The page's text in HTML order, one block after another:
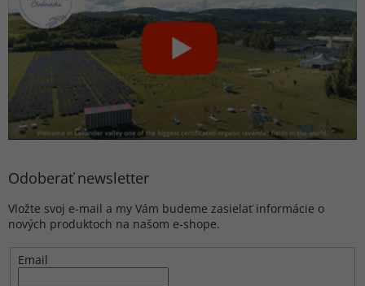
Odoberať newsletter
Vložte svoj e-mail a my Vám budeme zasielať informácie o
nových produktoch na našom e-shope.
Email